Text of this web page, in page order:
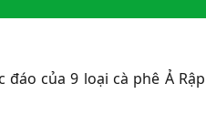
của 9 loại cà phê Ả